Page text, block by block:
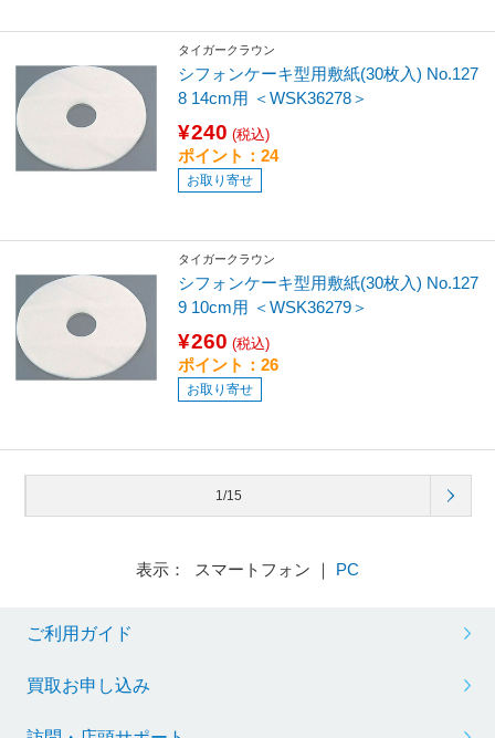
タイガークラウン
シフォンケーキ型用敷紙(30枚入) No.127
8 14cm用 ＜WSK36278＞
¥240 (税込)
ポイント：24
お取り寄せ
タイガークラウン
シフォンケーキ型用敷紙(30枚入) No.127
9 10cm用 ＜WSK36279＞
¥260 (税込)
ポイント：26
お取り寄せ
1/15
表示： スマートフォン ｜ PC
ご利用ガイド
買取お申し込み